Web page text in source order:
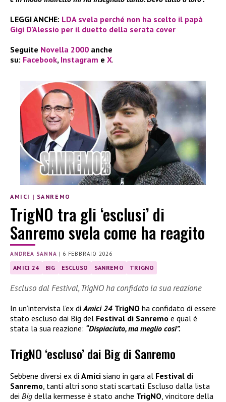
LEGGI ANCHE: LDA svela perché non ha scelto il papà
Gigi D’Alessio per il duetto della serata cover
Seguite Novella 2000 anche
su: Facebook, Instagram e X.
AMICI | SANREMO
TrigNO tra gli ‘esclusi’ di
Sanremo svela come ha reagito
ANDREA SANNA | 6 FEBBRAIO 2026
AMICI 24 BIG ESCLUSO SANREMO TRIGNO
Escluso dal Festival, TrigNO ha confidato la sua reazione
In un’intervista l’ex di Amici 24 TrigNO ha confidato di essere
stato escluso dai Big del Festival di Sanremo e qual è
stata la sua reazione: “Dispiaciuto, ma meglio così”.
TrigNO ‘escluso’ dai Big di Sanremo
Sebbene diversi ex di Amici siano in gara al Festival di
Sanremo, tanti altri sono stati scartati. Escluso dalla lista
dei Big della kermesse è stato anche TrigNO, vincitore della